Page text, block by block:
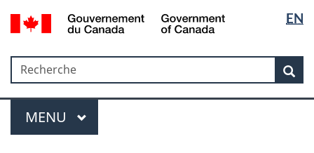
Passer
au
Passer
à
sujet
du
Passer
à
HTML
simplifiée
la
langue
EN
Government
Gouvernement
du
Recherche
Recherche
Menu
MAIN
MENU